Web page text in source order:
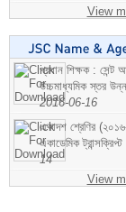
View
প্রধান শিক্ষক :
উচ্চমাধ্যমিক স্তর
2016-06-16
একাদশ শ্রেণির
একাডেমিক ট্রান্সক্রিপ্ট
14
View